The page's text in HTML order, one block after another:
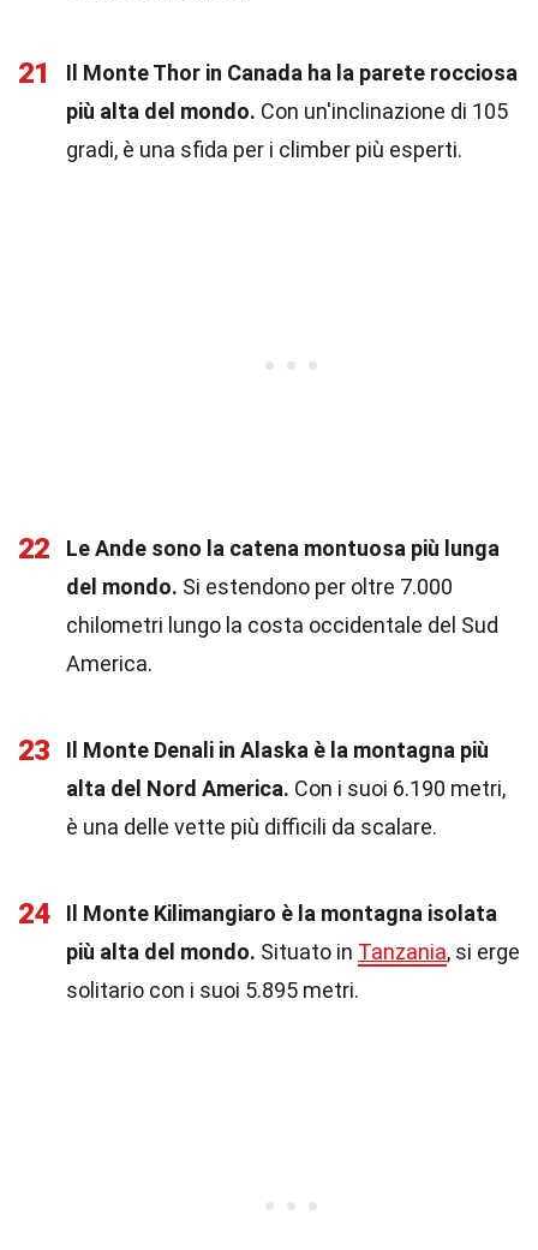
21
Il Monte Thor in Canada ha la parete rocciosa
più alta del mondo. Con un'inclinazione di 105
gradi, è una sfida per i climber più esperti.
22
Le Ande sono la catena montuosa più lunga
del mondo. Si estendono per oltre 7.000
chilometri lungo la costa occidentale del Sud
America.
23
Il Monte Denali in Alaska è la montagna più
alta del Nord America. Con i suoi 6.190 metri,
è una delle vette più difficili da scalare.
24
Il Monte Kilimangiaro è la montagna isolata
più alta del mondo. Situato in Tanzania, si erge
solitario con i suoi 5.895 metri.